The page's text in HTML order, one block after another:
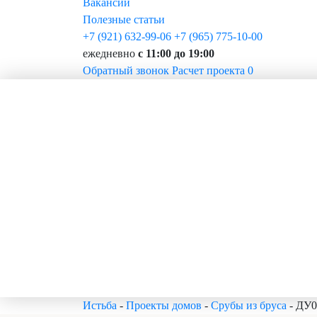
Вакансии
Полезные статьи
+7 (921) 632-99-06 +7 (965) 775-10-00
ежедневно с 11:00 до 19:00
Обратный звонок Расчет проекта 0
Истьба - Проекты домов - Срубы из бруса -